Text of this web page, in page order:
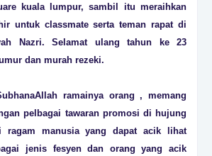
kuala lumpur, sambil itu meraihkan
untuk classmate serta teman rapat di
Nazri. Selamat ulang tahun ke 23
dan murah rezeki.
ramainya orang , memang
pelbagai tawaran promosi di hujung
ragam manusia yang dapat acik lihat
jenis fesyen dan orang yang acik